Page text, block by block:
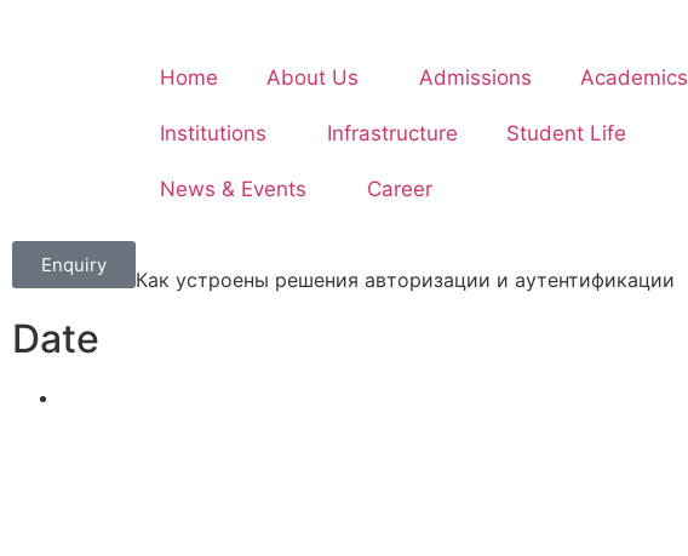
Home About Us Admissions Academics
Institutions Infrastructure Student Life
News & Events Career
Enquiry
Как устроены решения авторизации и аутентификации
Date